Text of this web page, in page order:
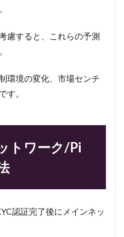
慮すると、これらの予測
環境の変化、市場センチ
す。
トワーク/Pi
認証完了後にメインネッ